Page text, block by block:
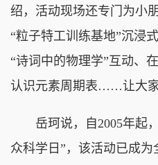
绍，活动现场还专门为小
“粒子特工训练基地”沉浸
“诗词中的物理学”互动、
认识元素周期表……让大家
岳珂说，自2005年起，
众科学日”，该活动已成